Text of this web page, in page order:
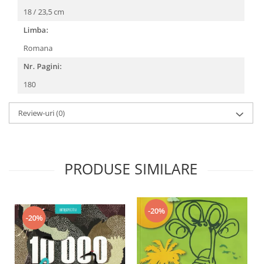
18 / 23,5 cm
Limba:
Romana
Nr. Pagini:
180
Review-uri(0)
PRODUSE SIMILARE
-20%
-20%